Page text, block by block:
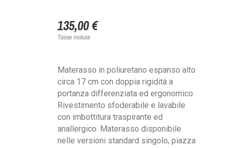
135,00 €
Tasse incluse
Materasso in poliuretano espanso alto
circa 17 cm con doppia rigidità a
portanza differenziata ed ergonomico.
Rivestimento sfoderabile e lavabile
con imbottitura traspirante ed
anallergico. Materasso disponibile
nelle versioni standard singolo, piazza